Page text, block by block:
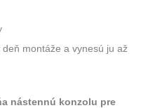
montáže a vynesú ju až
nástennú konzolu pre